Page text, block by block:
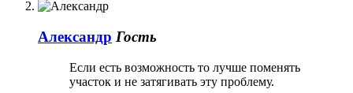
Александр Гость
Если есть возможность то лучше поменять
участок и не затягивать эту проблему.